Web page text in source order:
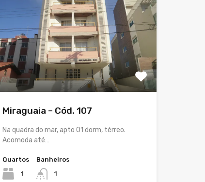
Miraguaia – Cód. 107
Na quadra do mar, apto 01 dorm, térreo.
Acomoda até…
Quartos
1
Banheiros
1